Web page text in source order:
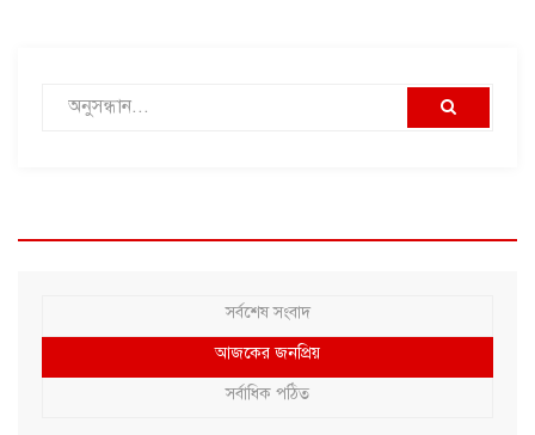
সর্বশেষ সংবাদ
আজকের জনপ্রিয়
সর্বাধিক পঠিত